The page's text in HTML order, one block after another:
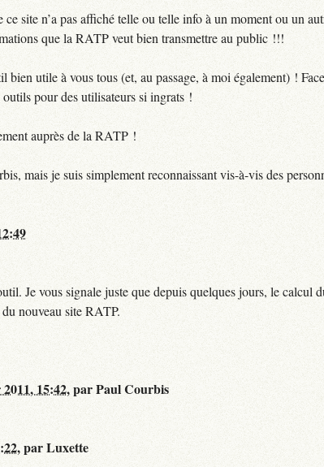
site n’a pas affiché telle ou telle info à un moment ou un
que la RATP veut bien transmettre au public !!!
utile à vous tous (et, au passage, à moi également) !
pour des utilisateurs si ingrats !
auprès de la RATP !
mais je suis simplement reconnaissant vis-à-vis des
Je vous signale juste que depuis quelques jours, le calcul
nouveau site RATP.
15:42,parPaul Courbis
,parLuxette